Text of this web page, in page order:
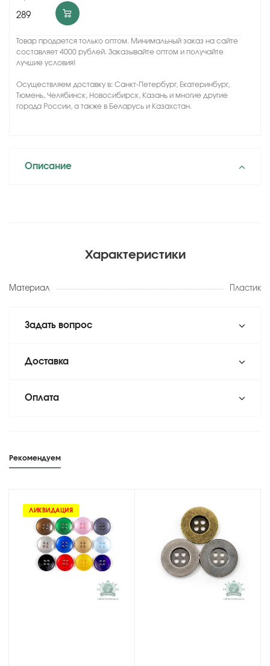
289
Товар продается только оптом. Минимальный заказ на сайте
составляет 4000 рублей. Заказывайте оптом и получайте
лучшие условия!
Осуществляем доставку в: Санкт-Петербург, Екатеринбург,
Тюмень, Челябинск, Новосибирск, Казань и многие другие
города России, а также в Беларусь и Казахстан.
Описание
Характеристики
Материал Пластик
Задать вопрос
Доставка
Оплата
Рекомендуем
ЛИКВИДАЦИЯ